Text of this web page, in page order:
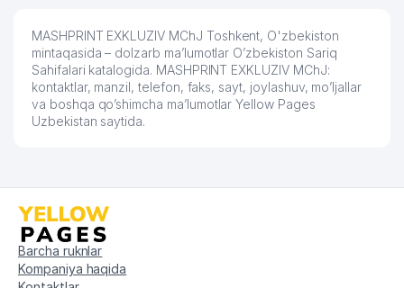
59
ALISHER NAVOIY NOMIDAGI
ADABIYOT MUZEYI
809 м
60
OILAVIY POLIKLINIKA №53
(YUNUSOBOD TUMANI)
815 м
63
O'ZBEKISTON RESPUBLIKASI
TRANSPORT VAZIRLIGI
64
RESPUBLIKA TELERADIOMARKAZI
DUK
MASHPRINT EXKLUZIV MChJ Toshkent, O'zbekiston
mintaqasida – dolzarb ma’lumotlar O’zbekiston Sariq
Sahifalari katalogida. MASHPRINT EXKLUZIV MChJ:
kontaktlar, manzil, telefon, faks, sayt, joylashuv, mo’ljallar
va boshqa qo’shimcha ma’lumotlar Yellow Pages
Uzbekistan saytida.
Barcha ruknlar
Kompaniya haqida